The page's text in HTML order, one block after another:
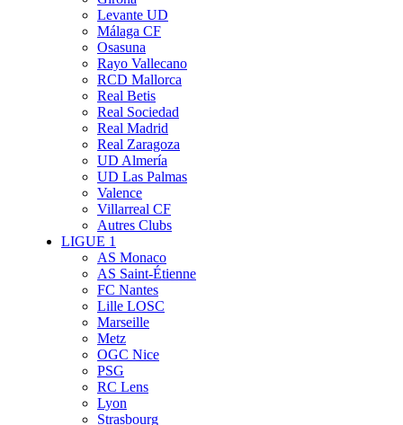
Levante UD
Málaga CF
Osasuna
Rayo Vallecano
RCD Mallorca
Real Betis
Real Sociedad
Real Madrid
Real Zaragoza
UD Almería
UD Las Palmas
Valence
Villarreal CF
Autres Clubs
LIGUE 1
AS Monaco
AS Saint-Étienne
FC Nantes
Lille LOSC
Marseille
Metz
OGC Nice
PSG
RC Lens
Lyon
Strasbourg